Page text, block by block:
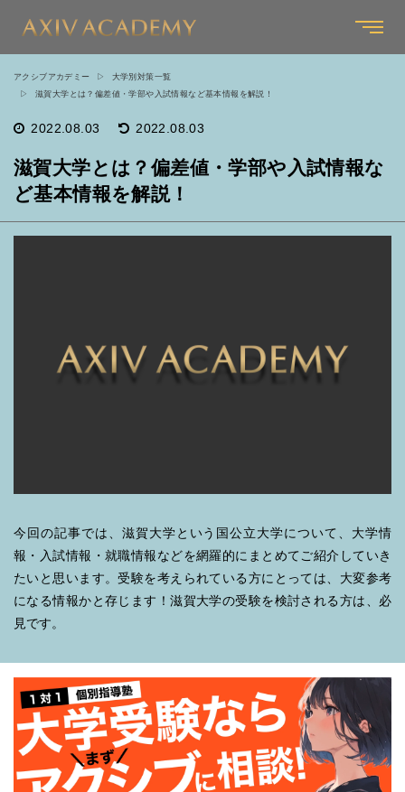
アクシブアカデミー
大学別対策一覧
滋賀大学とは？偏差値・学部や入試情報など基本情報を解説！
2022.08.03 2022.08.03
滋賀大学とは？偏差値・学部や入試情報な
ど基本情報を解説！
今回の記事では、滋賀大学という国公立大学について、大学情
報・入試情報・就職情報などを網羅的にまとめてご紹介していき
たいと思います。受験を考えられている方にとっては、大変参考
になる情報かと存じます！滋賀大学の受験を検討される方は、必
見です。